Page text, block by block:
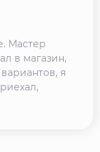
Мастер
в магазин,
я